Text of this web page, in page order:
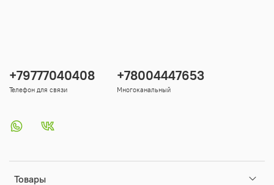
Товары
+79777040408
Телефон для связи
+78004447653
Многоканальный